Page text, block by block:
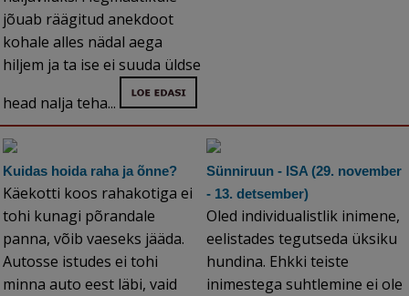
jõuab räägitud anekdoot
kohale alles nädal aega
hiljem ja ta ise ei suuda üldse
head nalja teha...
Kuidas hoida raha ja õnne?
Käekotti koos rahakotiga ei
tohi kunagi põrandale
panna, võib vaeseks jääda.
Autosse istudes ei tohi
minna auto eest läbi, vaid
Sünniruun - ISA (29. november
- 13. detsember)
Oled individualistlik inimene,
eelistades tegutseda üksiku
hundina. Ehkki teiste
inimestega suhtlemine ei ole